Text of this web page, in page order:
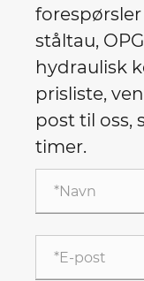
ståltau,
hydraulisk
prisliste,
post til oss,
timer.